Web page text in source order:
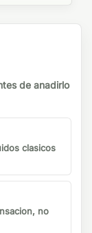
de anadirlo
clasicos
no